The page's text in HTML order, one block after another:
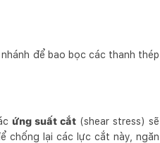
để bao bọc các thanh thép
ứng suất cắt (shear stress) sẽ
chống lại các lực cắt này, ngăn